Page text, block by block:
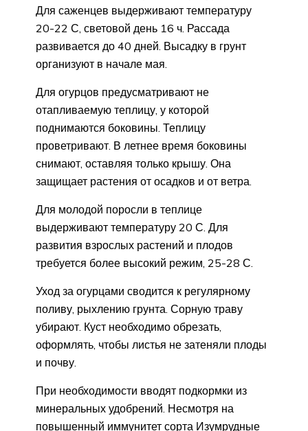
Для саженцев выдерживают температуру
20-22 С, световой день 16 ч. Рассада
развивается до 40 дней. Высадку в грунт
организуют в начале мая.
Для огурцов предусматривают не
отапливаемую теплицу, у которой
поднимаются боковины. Теплицу
проветривают. В летнее время боковины
снимают, оставляя только крышу. Она
защищает растения от осадков и от ветра.
Для молодой поросли в теплице
выдерживают температуру 20 С. Для
развития взрослых растений и плодов
требуется более высокий режим, 25-28 С.
Уход за огурцами сводится к регулярному
поливу, рыхлению грунта. Сорную траву
убирают. Куст необходимо обрезать,
оформлять, чтобы листья не затеняли плоды
и почву.
При необходимости вводят подкормки из
минеральных удобрений. Несмотря на
повышенный иммунитет сорта Изумрудные